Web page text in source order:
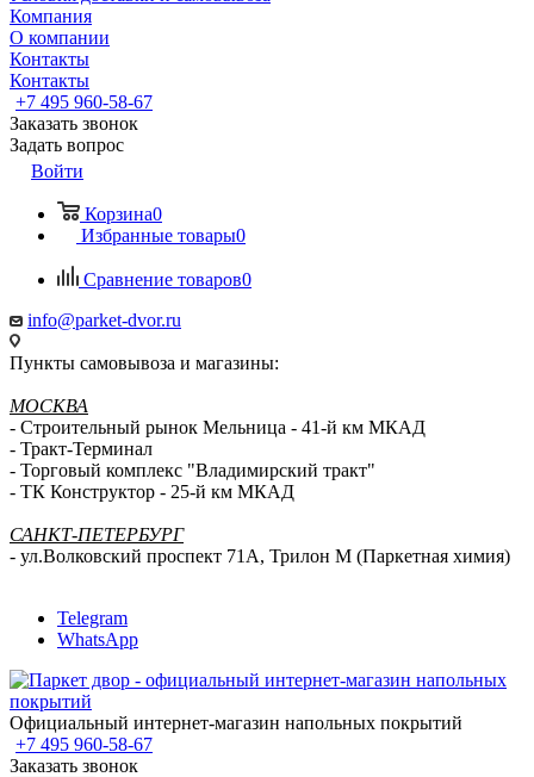
Компания
О компании
Контакты
Контакты
+7 495 960-58-67
Заказать звонок
Задать вопрос
Войти
Корзина0
Избранные товары0
Сравнение товаров0
info@parket-dvor.ru
Пункты самовывоза и магазины:
МОСКВА
- Строительный рынок Мельница - 41-й км МКАД
- Тракт-Терминал
- Торговый комплекс "Владимирский тракт"
- ТК Конструктор - 25-й км МКАД
САНКТ-ПЕТЕРБУРГ
- ул.Волковский проспект 71А, Трилон М (Паркетная химия)
Telegram
WhatsApp
Официальный интернет-магазин напольных покрытий
+7 495 960-58-67
Заказать звонок